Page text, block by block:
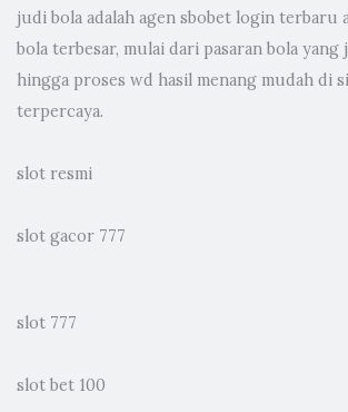
judi bola adalah agen sbobet login terbaru
bola terbesar, mulai dari pasaran bola yang
hingga proses wd hasil menang mudah di
terpercaya.
slot resmi
slot gacor 777
slot 777
slot bet 100